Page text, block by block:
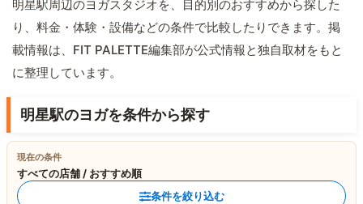
明星駅周辺のヨガスタジオを、目的別のおすすめから探した
り、料金・体験・設備などの条件で比較したりできます。掲
載情報は、FIT PALETTE編集部が公式情報と独自取材をもと
に整理しています。
明星駅のヨガを条件から探す
現在の条件
すべての店舗 / おすすめ順
条件を絞り込む